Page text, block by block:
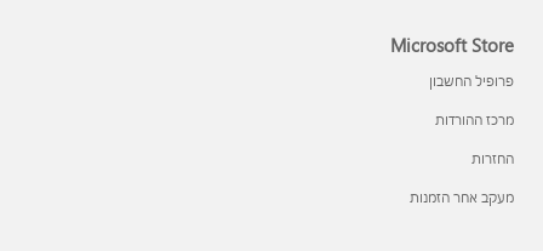
Microsoft Store
פרופיל החשבון
מרכז ההורדות
החזרות
מעקב אחר הזמנות